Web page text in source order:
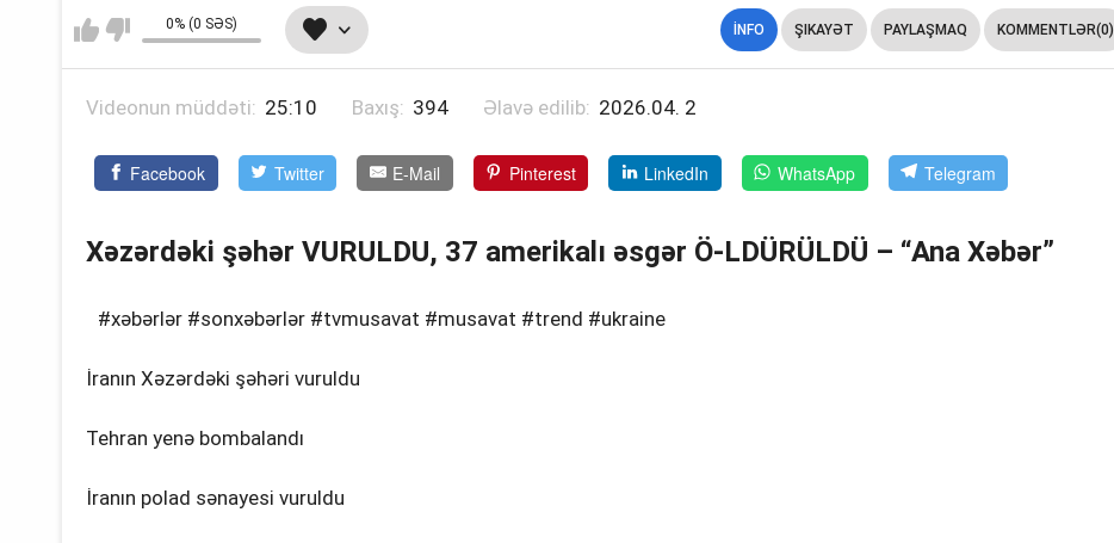
0% (0 SƏS) İNFO ŞIKAYƏT PAYLAŞMAQ KOMMENTLƏR(0)
Videonun müddəti: 25:10 Baxış: 394 Əlavə edilib: 2026.04. 2
Facebook Twitter E-Mail Pinterest LinkedIn WhatsApp Telegram
Xəzərdəki şəhər VURULDU, 37 amerikalı əsgər Ö-LDÜRÜLDÜ – “Ana Xəbər”
#xəbərlər #sonxəbərlər #tvmusavat #musavat #trend #ukraine
İranın Xəzərdəki şəhəri vuruldu
Tehran yenə bombalandı
İranın polad sənayesi vuruldu